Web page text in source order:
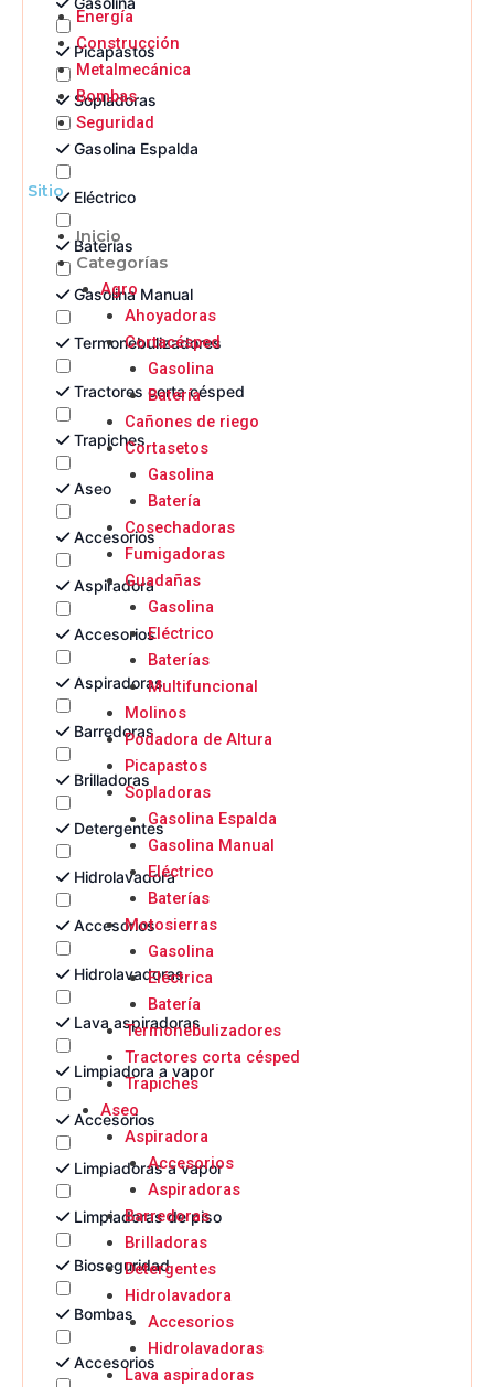
Picapastos
Sopladoras
Gasolina Espalda
Eléctrico
Baterías
Gasolina Manual
Termonebulizadores
Tractores corta césped
Trapiches
Aseo
Accesorios
Aspiradora
Accesorios
Aspiradoras
Barredoras
Brilladoras
Detergentes
Hidrolavadora
Accesorios
Hidrolavadoras
Lava aspiradoras
Limpiadora a vapor
Accesorios
Limpiadoras a vapor
Limpiadoras de piso
Bioseguridad
Bombas
Accesorios
Energía
Construcción
Metalmecánica
Bombas
Seguridad
Sitio
Inicio
Categorías
Agro
Ahoyadoras
Cortacésped
Gasolina
Batería
Cañones de riego
Cortasetos
Gasolina
Batería
Cosechadoras
Fumigadoras
Guadañas
Gasolina
Eléctrico
Baterías
Multifuncional
Molinos
Podadora de Altura
Picapastos
Sopladoras
Gasolina Espalda
Gasolina Manual
Eléctrico
Baterías
Motosierras
Gasolina
Eléctrica
Batería
Termonebulizadores
Tractores corta césped
Trapiches
Aseo
Aspiradora
Accesorios
Aspiradoras
Barredoras
Brilladoras
Detergentes
Hidrolavadora
Accesorios
Hidrolavadoras
Lava aspiradoras